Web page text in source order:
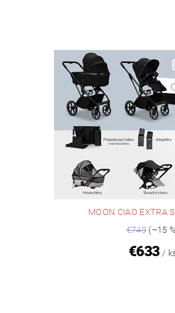
MOON CIAO EXTRA
€749 (–15
€633 /